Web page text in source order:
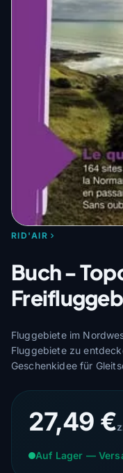
RID'AIR
Buch -
Fluggebiete im
Fluggebiete zu
Geschenkidee für
27,49 €
Auf Lager —